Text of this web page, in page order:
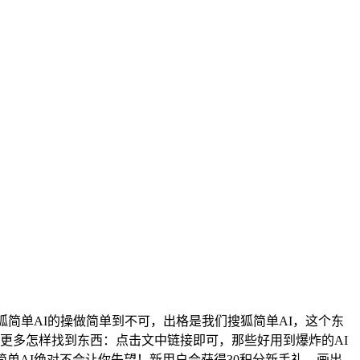
单AI的操做简单到不可，出格是我们搜狐简单AI，这个东
多怎样找到东西：点击文中链接即可，那些好用到爆炸的AI